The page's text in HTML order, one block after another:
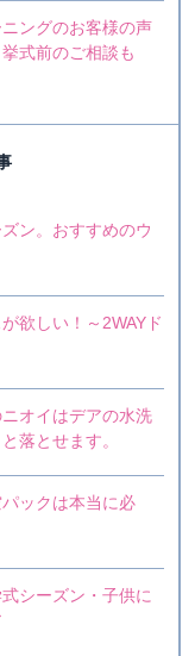
ングのお客様の声
式前のご相談も
ン。おすすめのウ
欲しい！～2WAYド
オイはデアの水洗
落とせます。
ックは本当に必
シーズン・子供に